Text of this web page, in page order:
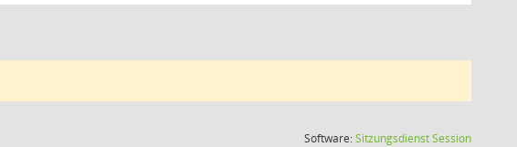
Software:SitzungsdienstSession(Wird in